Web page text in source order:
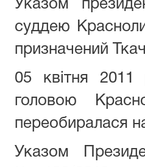
Указом
суддею
призначений
05 квітня
головою
переобиралася
Указом